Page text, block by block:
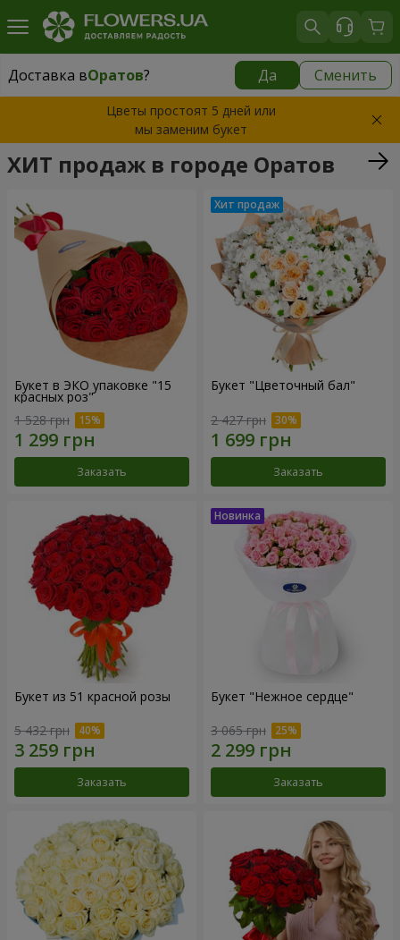
Доставка вОратов? Да Сменить
Доставка вОратов|
Цветы простоят 5 дней или
мы заменим букет
ХИТ продаж в городе Оратов
Букет в ЭКО упаковке "15
красных роз"
1 528 грн
Заказать
Букет "Цветочный бал"
2 427 грн
Заказать
Букет из 51 красной розы
5 432 грн
Заказать
Букет "Нежное сердце"
3 065 грн
Заказать